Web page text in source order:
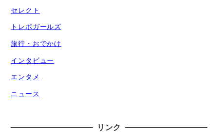
セレクト
トレポガールズ
旅行・おでかけ
インタビュー
エンタメ
ニュース
リンク